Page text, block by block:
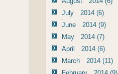
July 2014 (6)
June 2014 (9)
May 2014 (7)
April 2014 (6)
March 2014 (11)